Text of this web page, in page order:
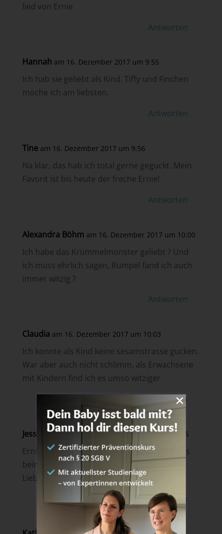
lied von Ernie
Antworten
Hannah am 16. Dezember 2017 um 9:55
Ich hab sie geliebt als Kind. Tiffy und Finchen
moche ich am liebsten.
Antworten
Tine am 16. Dezember 2017 um 9:56
Na klar, das hab ich total gerne geguckt. Mein
Favorit ist bis heute der freche Ernie!
Antworten
Alexandra Böhm am 16. Dezember 2017 um 10:00
Ich habe das Krümmelmonster geliebt ? Und
ich muss ehrlich sagen, Rumpel fand ich auch
immer witzig ?
Antworten
Claudia am 16. Dezember 2017 um 10:03
Ich konnte als Kind keine sesamstrasse gucken.
War aber auch nicht schlimm, als Erwachsene
mit Kindern find ich es umso witziger
Antworten
Jessica Schulze am 16. Dezember 2017 um 10:15
Ernie und das Krümelmonster waren damals
beim Sesamstraße schauen meine
Lieblingsfiguren 🙂
Antworten